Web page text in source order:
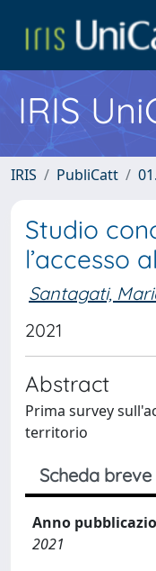
IRIS
IRIS PubliCatt
Studio
l’accesso
Santagati,
2021
Abstract
Prima survey
territorio
Scheda breve
Anno
2021